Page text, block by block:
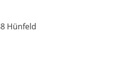
Hünfeld